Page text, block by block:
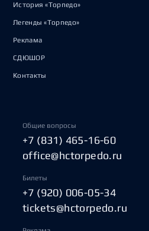
История «Торпедо»
Легенды «Торпедо»
Реклама
СДЮШОР
Контакты
Общие вопросы
+7 (831) 465-16-60
office@hctorpedo.ru
Билеты
+7 (920) 006-05-34
tickets@hctorpedo.ru